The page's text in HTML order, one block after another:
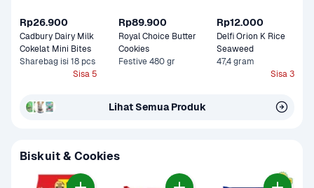
Rp26.900
Cadbury Dairy Milk
Cokelat Mini Bites
Sharebag isi 18 pcs
Sisa 5
Rp89.900
Royal Choice Butter
Cookies
Festive 480 gr
Rp12.000
Delfi Orion K Rice
47,4 gram
Sisa 3
Lihat Semua Produk
Biskuit & Cookies